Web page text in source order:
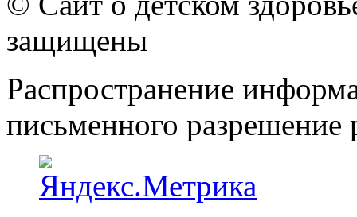
защищены
Распространение
письменного разрешение